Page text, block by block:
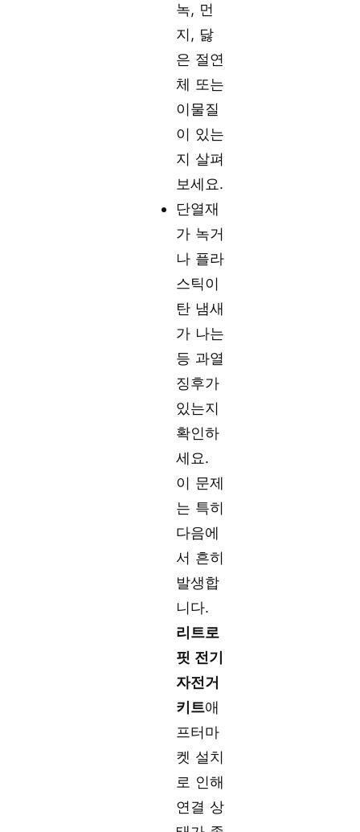
녹, 먼
지, 닳
은 절연
체 또는
이물질
이 있는
지 살펴
보세요.
단열재
가 녹거
나 플라
스틱이
탄 냄새
가 나는
등 과열
징후가
있는지
확인하
세요.
이 문제
는 특히
다음에
서 흔히
발생합
니다.
리트로
핏 전기
자전거
키트애
프터마
켓 설치
로 인해
연결 상